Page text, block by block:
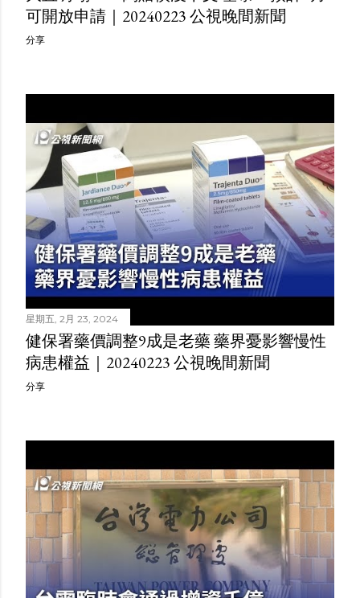
可開放申請｜20240223 公視晚間新聞
分享
星期五, 2月 23, 2024
健保署藥價調整9成是老藥 藥界憂影響慢性
病患權益｜20240223 公視晚間新聞
分享